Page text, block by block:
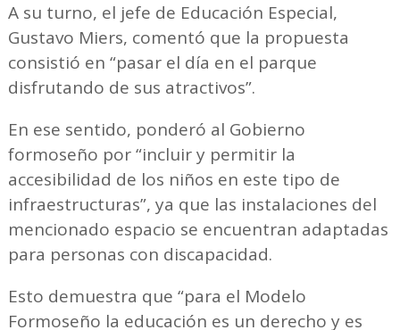
A su turno, el jefe de Educación Especial,
Gustavo Miers, comentó que la propuesta
consistió en “pasar el día en el parque
disfrutando de sus atractivos”.
En ese sentido, ponderó al Gobierno
formoseño por “incluir y permitir la
accesibilidad de los niños en este tipo de
infraestructuras”, ya que las instalaciones del
mencionado espacio se encuentran adaptadas
para personas con discapacidad.
Esto demuestra que “para el Modelo
Formoseño la educación es un derecho y es